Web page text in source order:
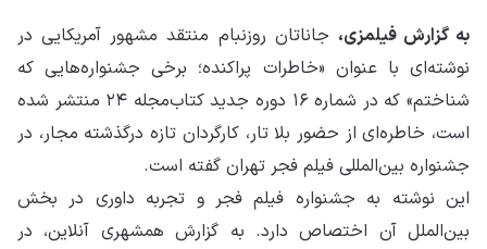
به گزارش فیلمزی، جاناتان روزنبام منتقد مشهور آمریکایی در
نوشته‌ای با عنوان «خاطرات پراکنده؛ برخی جشنواره‌هایی که
شناختم» که در شماره ۱۶ دوره جدید کتاب‌مجله ۲۴ منتشر شده
است، خاطره‌ای از حضور بلا تار، کارگردان تازه درگذشته مجار، در
جشنواره بین‌المللی فیلم فجر تهران گفته است.
این نوشته به جشنواره فیلم فجر و تجربه داوری در بخش
بین‌الملل آن اختصاص دارد. به گزارش همشهری آنلاین، در